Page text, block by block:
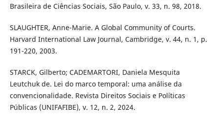
Brasileira de Ciências Sociais, São Paulo, v. 33, n. 98, 2018.
SLAUGHTER, Anne-Marie. A Global Community of Courts.
Harvard International Law Journal, Cambridge, v. 44, n. 1, p.
191-220, 2003.
STARCK, Gilberto; CADEMARTORI, Daniela Mesquita
Leutchuk de. Lei do marco temporal: uma análise da
convencionalidade. Revista Direitos Sociais e Políticas
Públicas (UNIFAFIBE), v. 12, n. 2, 2024.